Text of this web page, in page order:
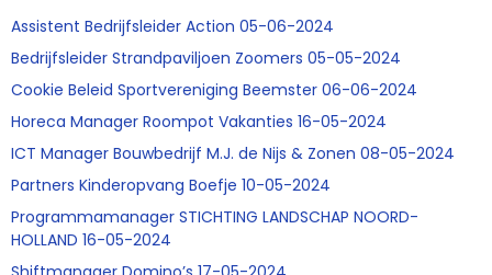
Assistent Bedrijfsleider Action 05-06-2024
Bedrijfsleider Strandpaviljoen Zoomers 05-05-2024
Cookie Beleid Sportvereniging Beemster 06-06-2024
Horeca Manager Roompot Vakanties 16-05-2024
ICT Manager Bouwbedrijf M.J. de Nijs & Zonen 08-05-2024
Partners Kinderopvang Boefje 10-05-2024
Programmamanager STICHTING LANDSCHAP NOORD-
HOLLAND 16-05-2024